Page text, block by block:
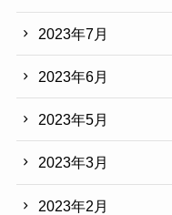
2023年7月
2023年6月
2023年5月
2023年3月
2023年2月